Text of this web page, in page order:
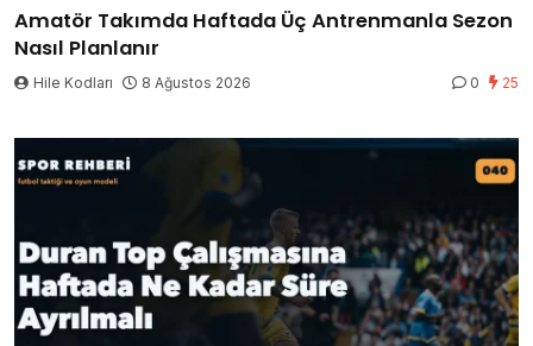
Amatör Takımda Haftada Üç Antrenmanla Sezon
Nasıl Planlanır
Hile Kodları 8 Ağustos 2026 0 25